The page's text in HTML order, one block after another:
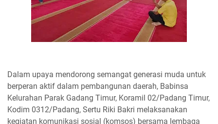
Dalam upaya mendorong semangat generasi muda untuk
berperan aktif dalam pembangunan daerah, Babinsa
Kelurahan Parak Gadang Timur, Koramil 02/Padang Timur,
Kodim 0312/Padang, Sertu Riki Bakri melaksanakan
kegiatan komunikasi sosial (komsos) bersama lembaga